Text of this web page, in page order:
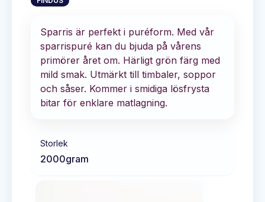
Sparris är perfekt i puréform. Med vår
sparrispuré kan du bjuda på vårens
primörer året om. Härligt grön färg med
mild smak. Utmärkt till timbaler, soppor
och såser. Kommer i smidiga lösfrysta
bitar för enklare matlagning.
Storlek
2000gram